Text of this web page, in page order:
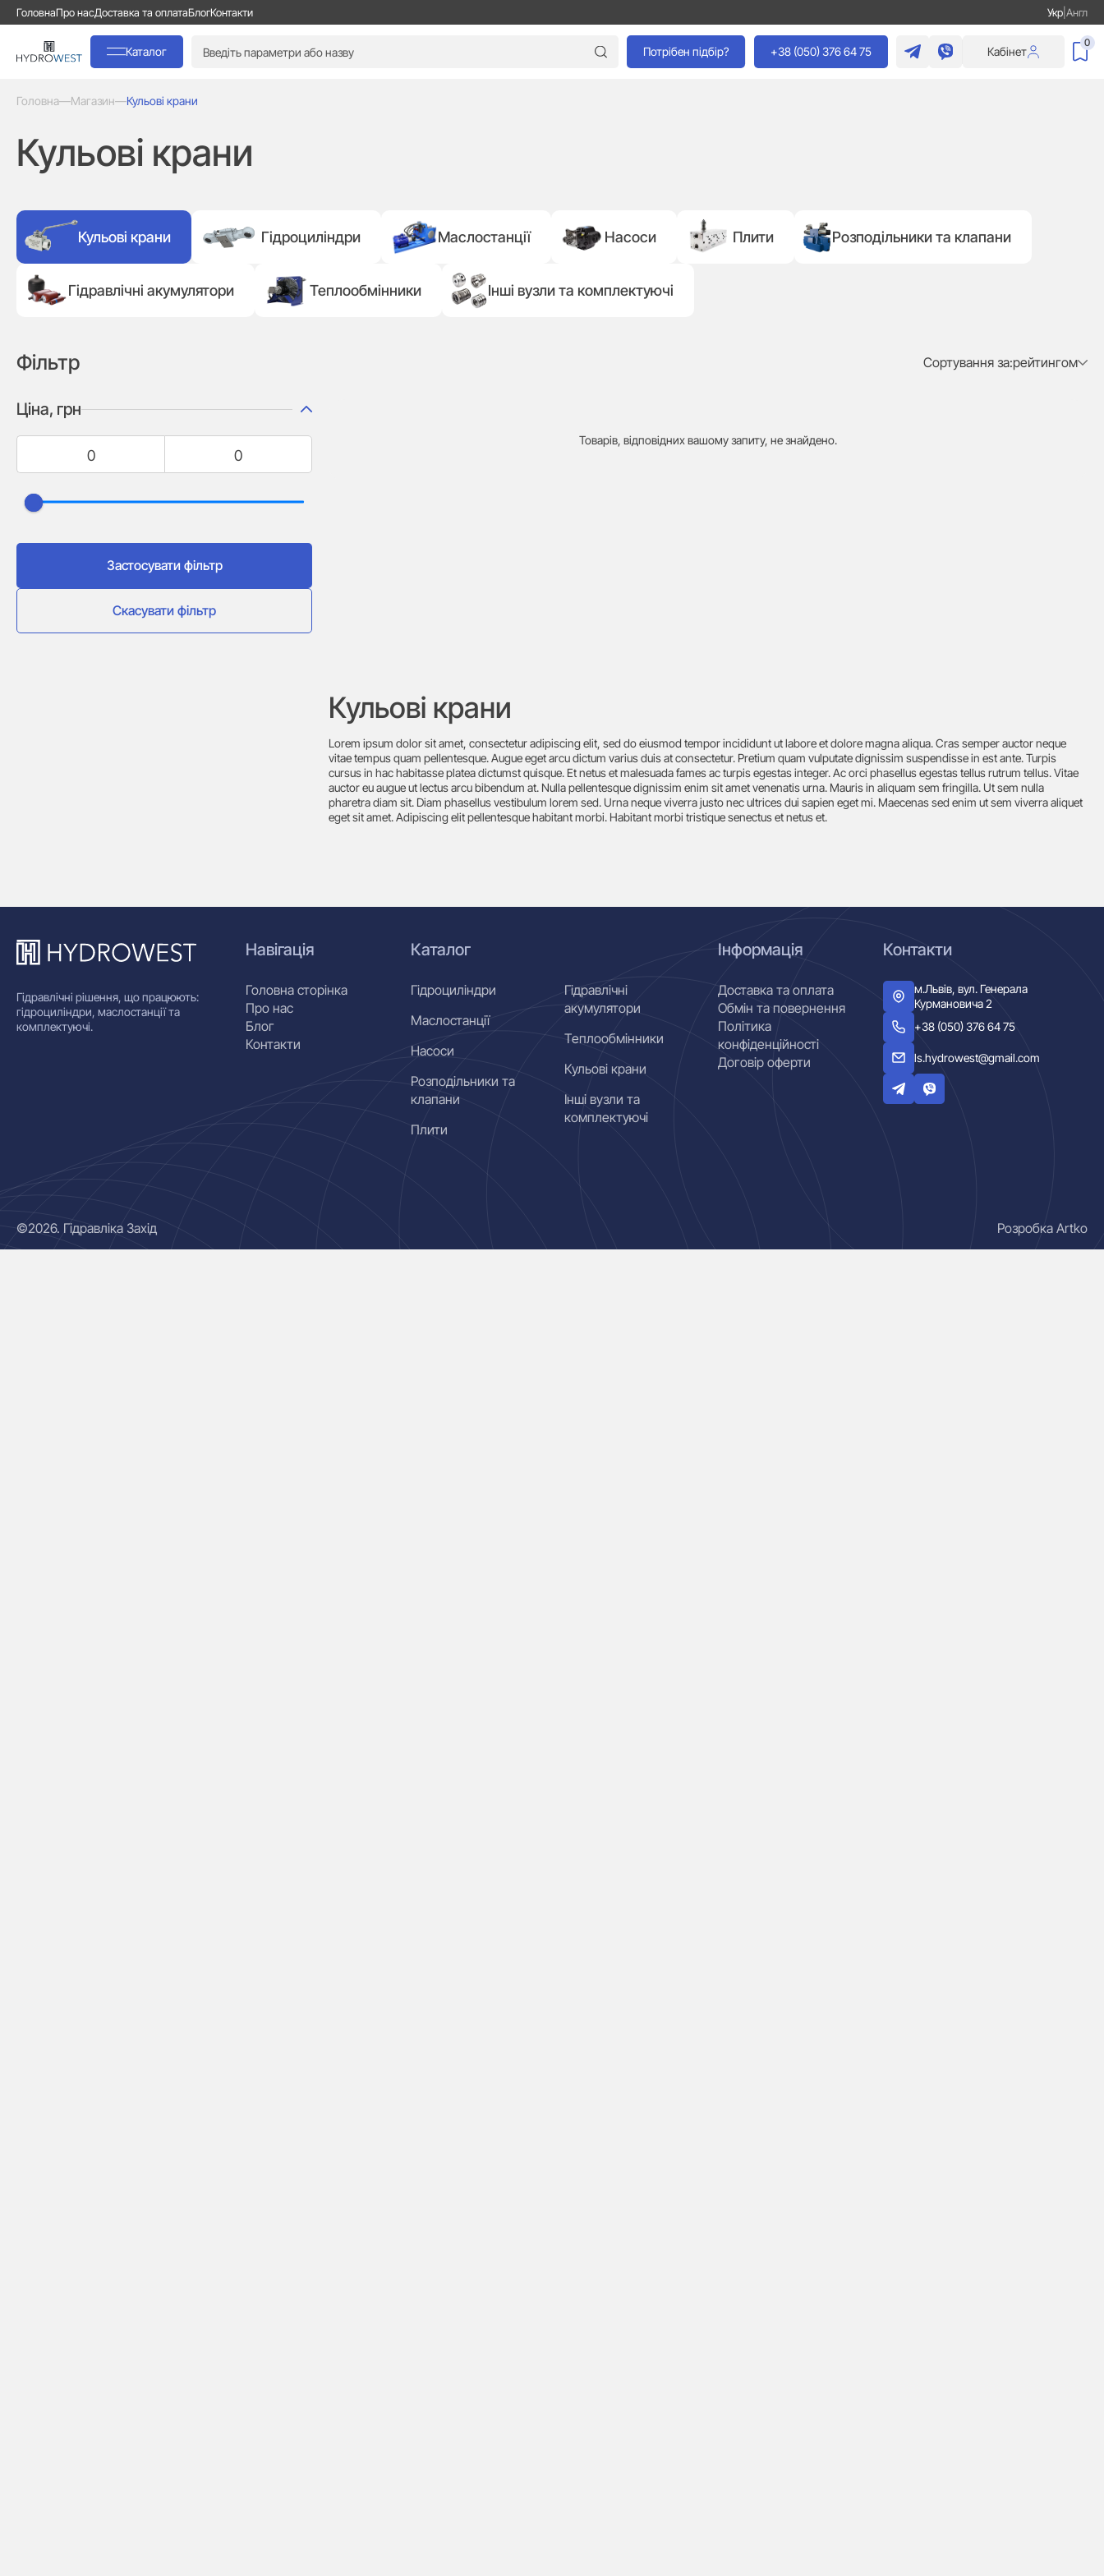
ГоловнаПро насДоставка та оплатаБлогКонтакти Укр| Англ
Каталог Потрібен підбір? +38 (050) 376 64 75 Кабінет
0
Головна—Магазин—Кульові крани
Кульові крани
Гідроциліндри Маслостанції Насоси Плити Розподільники та клапани
Гідравлічні акумулятори Теплообмінники
Кульові крани
Інші вузли та комплектуючі
Фільтр Сортування за:рейтингом
Ціна, грн
Застосувати фільтр
Скасувати фільтр
Товарів, відповідних вашому запиту, не знайдено.
Кульові крани
Lorem ipsum dolor sit amet, consectetur adipiscing elit, sed do eiusmod tempor incididunt ut labore et dolore magna aliqua. Cras semper auctor neque
vitae tempus quam pellentesque. Augue eget arcu dictum varius duis at consectetur. Pretium quam vulputate dignissim suspendisse in est ante. Turpis
cursus in hac habitasse platea dictumst quisque. Et netus et malesuada fames ac turpis egestas integer. Ac orci phasellus egestas tellus rutrum tellus. Vitae
auctor eu augue ut lectus arcu bibendum at. Nulla pellentesque dignissim enim sit amet venenatis urna. Mauris in aliquam sem fringilla. Ut sem nulla
pharetra diam sit. Diam phasellus vestibulum lorem sed. Urna neque viverra justo nec ultrices dui sapien eget mi. Maecenas sed enim ut sem viverra aliquet
eget sit amet. Adipiscing elit pellentesque habitant morbi. Habitant morbi tristique senectus et netus et.
Гідравлічні рішення, що працюють:
гідроциліндри, маслостанції та
комплектуючі.
Навігація
Головна сторінка
Про нас
Блог
Контакти
Каталог
Гідроциліндри
Маслостанції
Насоси
Розподільники та
клапани
Плити
Гідравлічні
акумулятори
Теплообмінники
Кульові крани
Інші вузли та
комплектуючі
Інформація
Доставка та оплата
Обмін та повернення
Політика
конфіденційності
Договір оферти
Контакти
м.Львів, вул. Генерала
Курмановича 2
+38 (050) 376 64 75
ls.hydrowest@gmail.com
©2026. Гідравліка Захід Розробка Artko